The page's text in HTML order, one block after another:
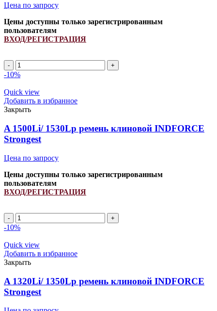
Цена по запросу
Цены доступны только зарегистрированным
пользователям
ВХОД/РЕГИСТРАЦИЯ
A
1370Li/
ремень
клиновой
INDFORCE
Strongest
quantity
-10%
Quick view
Добавить в избранное
Закрыть
A 1500Li/ 1530Lp ремень клиновой INDFORCE
Strongest
Цена по запросу
Цены доступны только зарегистрированным
пользователям
ВХОД/РЕГИСТРАЦИЯ
A
1500Li/
ремень
клиновой
INDFORCE
Strongest
quantity
-10%
Quick view
Добавить в избранное
Закрыть
A 1320Li/ 1350Lp ремень клиновой INDFORCE
Strongest